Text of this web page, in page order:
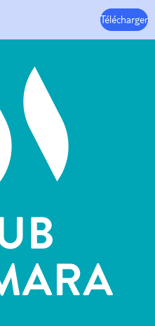
Télécharger